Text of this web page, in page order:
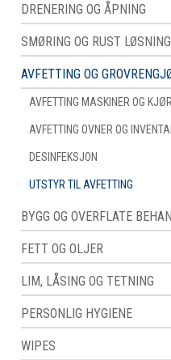
DRENERING OG ÅPNING
SMØRING OG RUST LØSNING
AVFETTING OG
AVFETTING MASKINER OG
AVFETTING OVNER OG
DESINFEKSJON
UTSTYR TIL AVFETTING
BYGG OG OVERFLATE
FETT OG OLJER
LIM, LÅSING OG TETNING
PERSONLIG HYGIENE
WIPES